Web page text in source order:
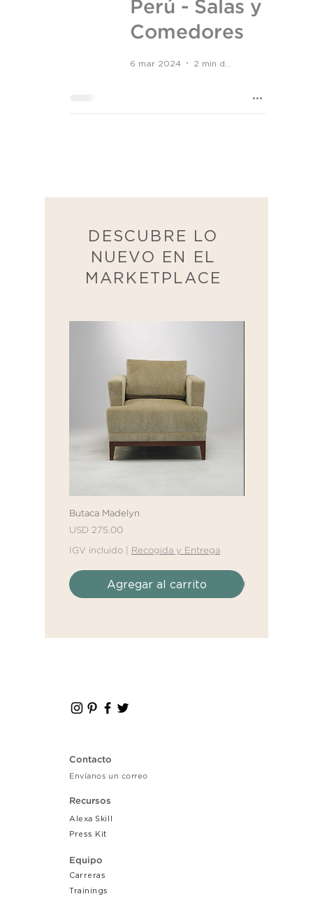
Perú - Salas y
Comedores
6 mar 2024
DESCUBRE LO
NUEVO EN EL
MARKETPLACE
Butaca Madelyn
Precio
USD 275.00
IGV incluido Recogida y Entrega
Agregar al carrito
Contacto
Envíanos un correo
Recursos
Alexa Skill
Press Kit
Equipo
Carreras
Trainings